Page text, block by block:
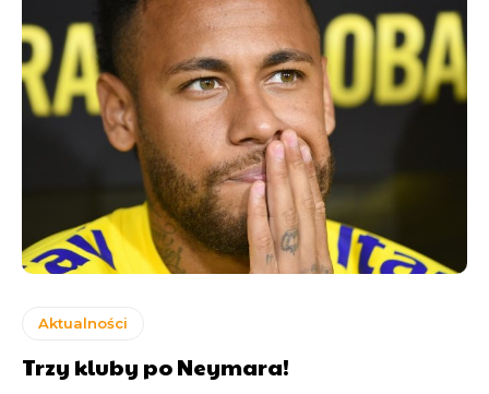
Aktualności
Trzy kluby po Neymara!